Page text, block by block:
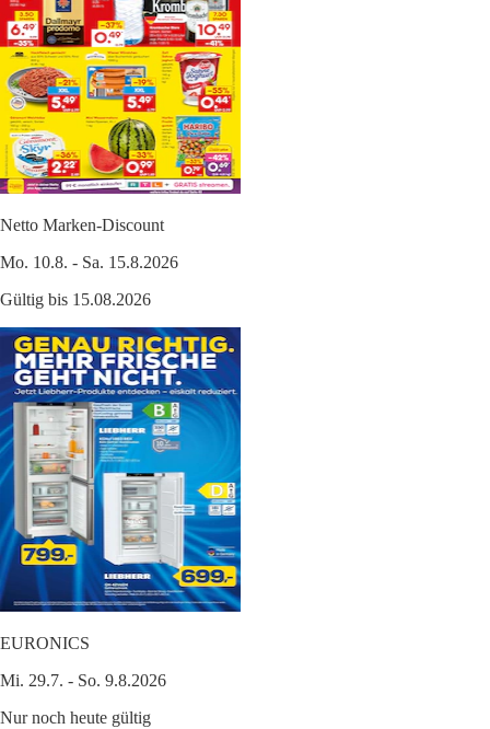
Netto Marken-Discount
Mo. 10.8. - Sa. 15.8.2026
Gültig bis 15.08.2026
EURONICS
Mi. 29.7. - So. 9.8.2026
Nur noch heute gültig